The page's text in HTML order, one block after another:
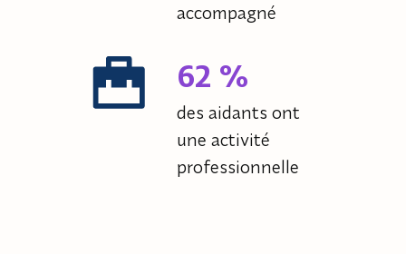
accompagné
62 %
des aidants ont
une activité
professionnelle